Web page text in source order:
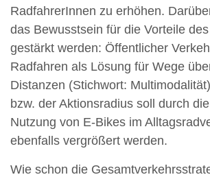
RadfahrerInnen zu erhöhen.
das Bewusstsein für die Vorteile
gestärkt werden: Öffentlicher
Radfahren als Lösung für Wege
Distanzen (Stichwort:
bzw. der Aktionsradius soll durch
Nutzung von E-Bikes im
ebenfalls vergrößert werden.
Wie schon die